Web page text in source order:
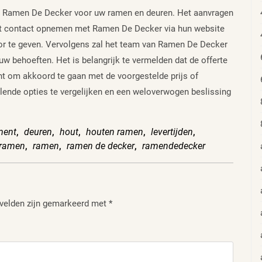
De Decker voor uw ramen en deuren. Het aanvragen
opnemen met Ramen De Decker via hun website
geven. Vervolgens zal het team van Ramen De Decker
behoeften. Het is belangrijk te vermelden dat de offerte
om akkoord te gaan met de voorgestelde prijs of
opties te vergelijken en een weloverwogen beslissing
, deuren, hout, houten ramen, levertijden,
, ramen, ramen de decker, ramendedecker
zijn gemarkeerd met *